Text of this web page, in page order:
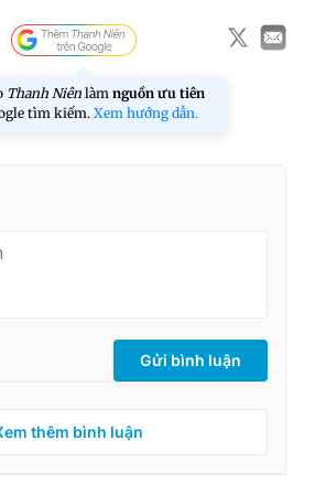
Thanh Niên làm nguồn ưu tiên
tìm kiếm.Xem hướng dẫn.
Gửi bình luận
thêm bình luận